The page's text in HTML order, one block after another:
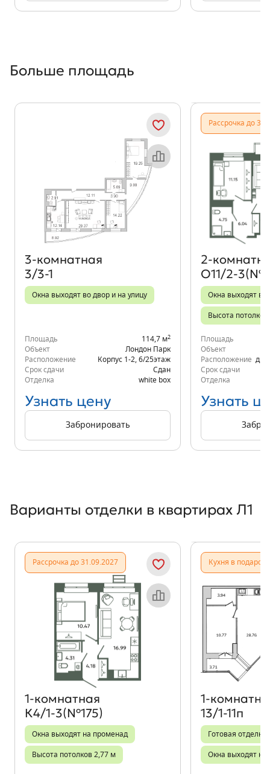
Больше площадь
Объект месяца
3‑комнатная
3/3-1
Окна выходят во двор и на улицу
Площадь 114,7 м2
Объект
Лондон Парк
Расположение
Корпус 1-2 6/25этаж
Срок сдачи
Сдан
Отделка
white box
Узнать цену
Забронировать
Рассрочка до
О11/2-
Окна выходят во
Высота
Площадь
Объект
Расположение
Срок сдачи
Отделка
Узнать
Варианты отделки в квартирах Л1
Рассрочка до 31.09.2027
Объект месяца
1‑комнатная
К4/1-3(№175)
Окна выходят на променад
Высота потолков 2,77 м
Кухня в подарок
13/1-11п
Готовая отделка
Окна выходят на